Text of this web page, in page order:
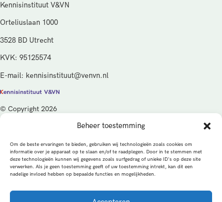
Beheer toestemming
Om de beste ervaringen te bieden, gebruiken wij technologieën zoals cookies om
informatie over je apparaat op te slaan en/of te raadplegen. Door in te stemmen met
deze technologieën kunnen wij gegevens zoals surfgedrag of unieke ID's op deze site
verwerken. Als je geen toestemming geeft of uw toestemming intrekt, kan dit een
nadelige invloed hebben op bepaalde functies en mogelijkheden.
Kennisinstituut V&VN
Orteliuslaan 1000
3528 BD Utrecht
KVK: 95125574
E-mail: kennisinstituut@venvn.nl
© Copyright 2026
De activiteiten van het Kennisinstituut V&VN worden gefinancierd
vanuit de kwaliteitsgelden van het ministerie van Volksgezondheid,
Welzijn en Sport (VWS), beheerd door ZonMw.
PrivacybeleidCookiesAlgemene voorwaarden